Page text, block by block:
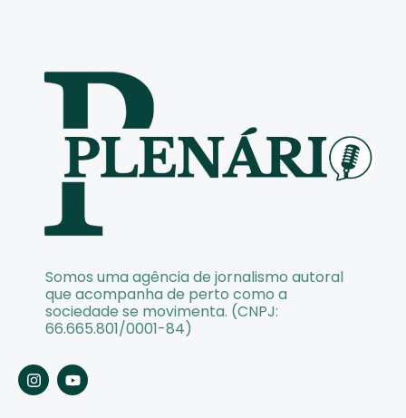
Somos uma agência de jornalismo autoral
que acompanha de perto como a
sociedade se movimenta. (CNPJ:
66.665.801/0001-84)